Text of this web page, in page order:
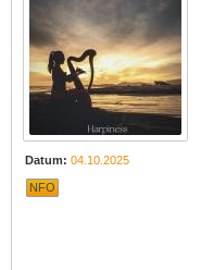
Datum: 04.10.2025
NFO